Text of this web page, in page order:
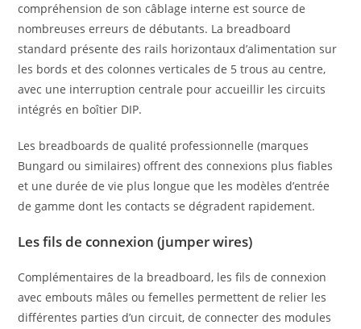
compréhension de son câblage interne est source de
nombreuses erreurs de débutants. La breadboard
standard présente des rails horizontaux d’alimentation sur
les bords et des colonnes verticales de 5 trous au centre,
avec une interruption centrale pour accueillir les circuits
intégrés en boîtier DIP.
Les breadboards de qualité professionnelle (marques
Bungard ou similaires) offrent des connexions plus fiables
et une durée de vie plus longue que les modèles d’entrée
de gamme dont les contacts se dégradent rapidement.
Les fils de connexion (jumper wires)
Complémentaires de la breadboard, les fils de connexion
avec embouts mâles ou femelles permettent de relier les
différentes parties d’un circuit, de connecter des modules